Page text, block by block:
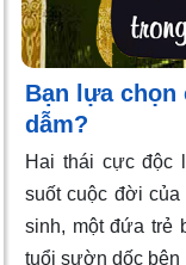
Bạn lựa chọn
dẫm?
Hai thái cực độc
suốt cuộc đời
sinh, một đứa trẻ
tuổi sườn dốc bên